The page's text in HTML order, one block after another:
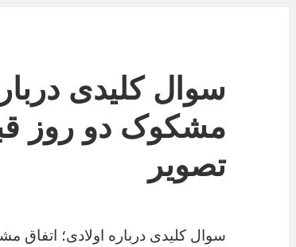
سوال کلیدی
مشکوک دو روز
تصویر
سوال کلیدی درباره اولادی؛ اتفاق